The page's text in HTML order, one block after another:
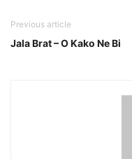
Previous article
Jala Brat – O Kako Ne Bi